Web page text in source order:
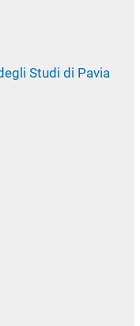
Studi di Pavia